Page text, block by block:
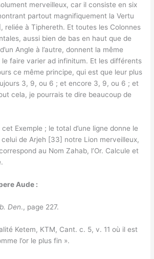
merveilleux, car il consiste en six
partout magnifiquement la Vertu
reliée à Tiphereth. Et toutes les Colonnes
aussi bien de bas en haut que de
Angle à l’autre, donnent la même
le faire varier ad infinitum. Et les différents
ce même principe, qui est que leur plus
3, 9, ou 6 ; et encore 3, 9, ou 6 ; et
cela, je pourrais te dire beaucoup de
Exemple ; le total d’une ligne donne le
de Arjeh [33] notre Lion merveilleux,
au Nom Zahab, l’Or. Calcule et
Aude :
Den., page 227.
Ketem, KTM, Cant. c. 5, v. 11 où il est
l’or le plus fin ».